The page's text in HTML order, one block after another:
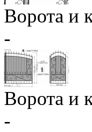
Ворота и
-
Ворота и
-